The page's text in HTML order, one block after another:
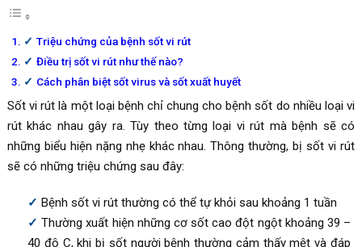
Triệu chứng của bệnh sốt vi rút
Điều trị sốt vi rút như thế nào?
Cách phân biệt sốt virus và sốt xuất huyết
Sốt vi rút là một loại bệnh chỉ chung cho bệnh sốt do nhiều loại vi
rút khác nhau gây ra. Tùy theo từng loại vi rút mà bệnh sẽ có
những biểu hiện nặng nhẹ khác nhau. Thông thường, bị sốt vi rút
sẽ có những triệu chứng sau đây:
Bệnh sốt vi rút thường có thể tự khỏi sau khoảng 1 tuần
Thường xuất hiện những cơ sốt cao đột ngột khoảng 39 –
40 độ C, khi bị sốt người bệnh thường cảm thấy mệt và đáp